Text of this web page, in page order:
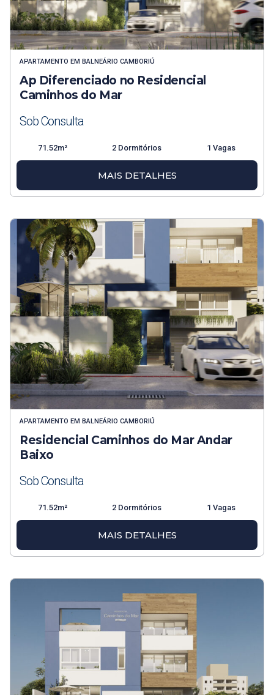
APARTAMENTO EM BALNEÁRIO CAMBORIÚ
Ap Diferenciado no Residencial
Caminhos do Mar
Sob Consulta
71.52m² 2 Dormitórios 1 Vagas
MAIS DETALHES
APARTAMENTO EM BALNEÁRIO CAMBORIÚ
Residencial Caminhos do Mar Andar
Baixo
Sob Consulta
71.52m² 2 Dormitórios 1 Vagas
MAIS DETALHES